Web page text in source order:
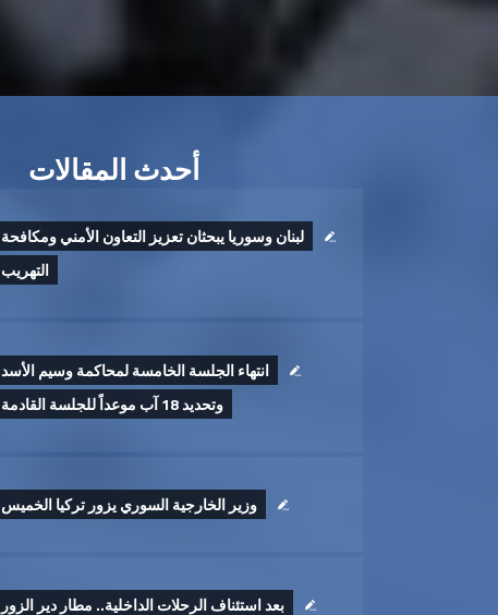
أحدث المقالات
لبنان وسوريا يبحثان تعزيز التعاون الأمني ومكافحة
التهريب
انتهاء الجلسة الخامسة لمحاكمة وسيم الأسد
وتحديد 18 آب موعداً للجلسة القادمة
وزير الخارجية السوري يزور تركيا الخميس
بعد استئناف الرحلات الداخلية.. مطار دير الزور